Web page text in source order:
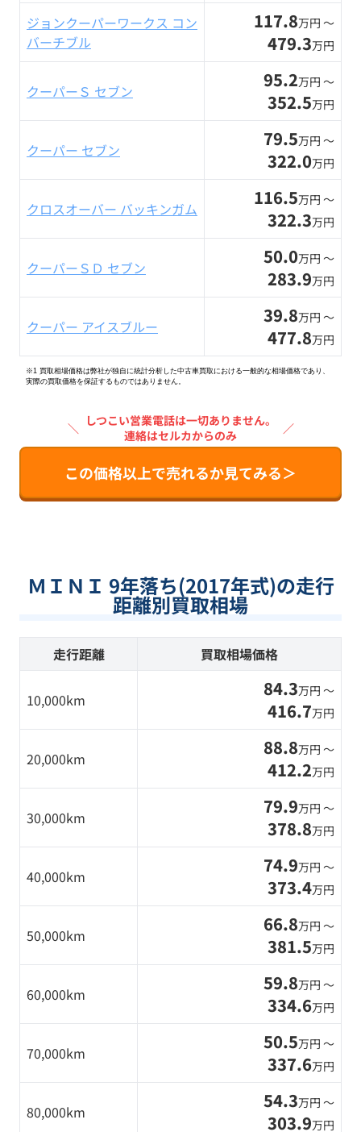
ジョンクーパーワークス コン
バーチブル
117.8万円 〜
479.3万円
クーパーＳ セブン 95.2万円 〜
352.5万円
クーパー セブン 79.5万円 〜
322.0万円
クロスオーバー バッキンガム 116.5万円 〜
322.3万円
クーパーＳＤ セブン 50.0万円 〜
283.9万円
クーパー アイスブルー 39.8万円 〜
477.8万円
※1 買取相場価格は弊社が独自に統計分析した中古車買取における一般的な相場価格であり、
実際の買取価格を保証するものではありません。
＼ しつこい営業電話は一切ありません。
連絡はセルカからのみ
／
この価格以上で売れるか見てみる＞
ＭＩＮＩ 9年落ち(2017年式)の走行
距離別買取相場
走行距離 買取相場価格
10,000km 84.3万円 〜
416.7万円
20,000km 88.8万円 〜
412.2万円
30,000km 79.9万円 〜
378.8万円
40,000km 74.9万円 〜
373.4万円
50,000km 66.8万円 〜
381.5万円
60,000km 59.8万円 〜
334.6万円
70,000km 50.5万円 〜
337.6万円
80,000km 54.3万円 〜
303.9万円